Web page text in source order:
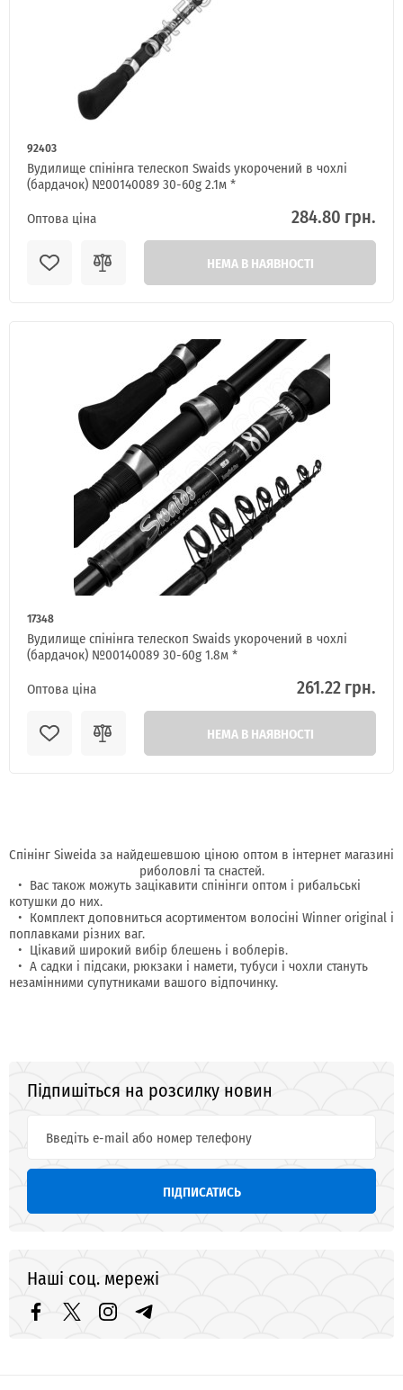
92403
Вудилище спінінга телескоп Swaids укорочений в чохлі
(бардачок) №00140089 30-60g 2.1м *
Оптова ціна
284.80 грн.
НЕМА В НАЯВНОСТІ
17348
Вудилище спінінга телескоп Swaids укорочений в чохлі
(бардачок) №00140089 30-60g 1.8м *
Оптова ціна
261.22 грн.
НЕМА В НАЯВНОСТІ
Спінінг Siweida за найдешевшою ціною оптом в інтернет магазині
риболовлі та снастей.
Вас також можуть зацікавити спінінги оптом і рибальські
котушки до них.
Комплект доповниться асортиментом волосіні Winner original і
поплавками різних ваг.
Цікавий широкий вибір блешень і воблерів.
А садки і підсаки, рюкзаки і намети, тубуси і чохли стануть
незамінними супутниками вашого відпочинку.
Підпишіться на розсилку новин
ПІДПИСАТИСЬ
Наші соц. мережі